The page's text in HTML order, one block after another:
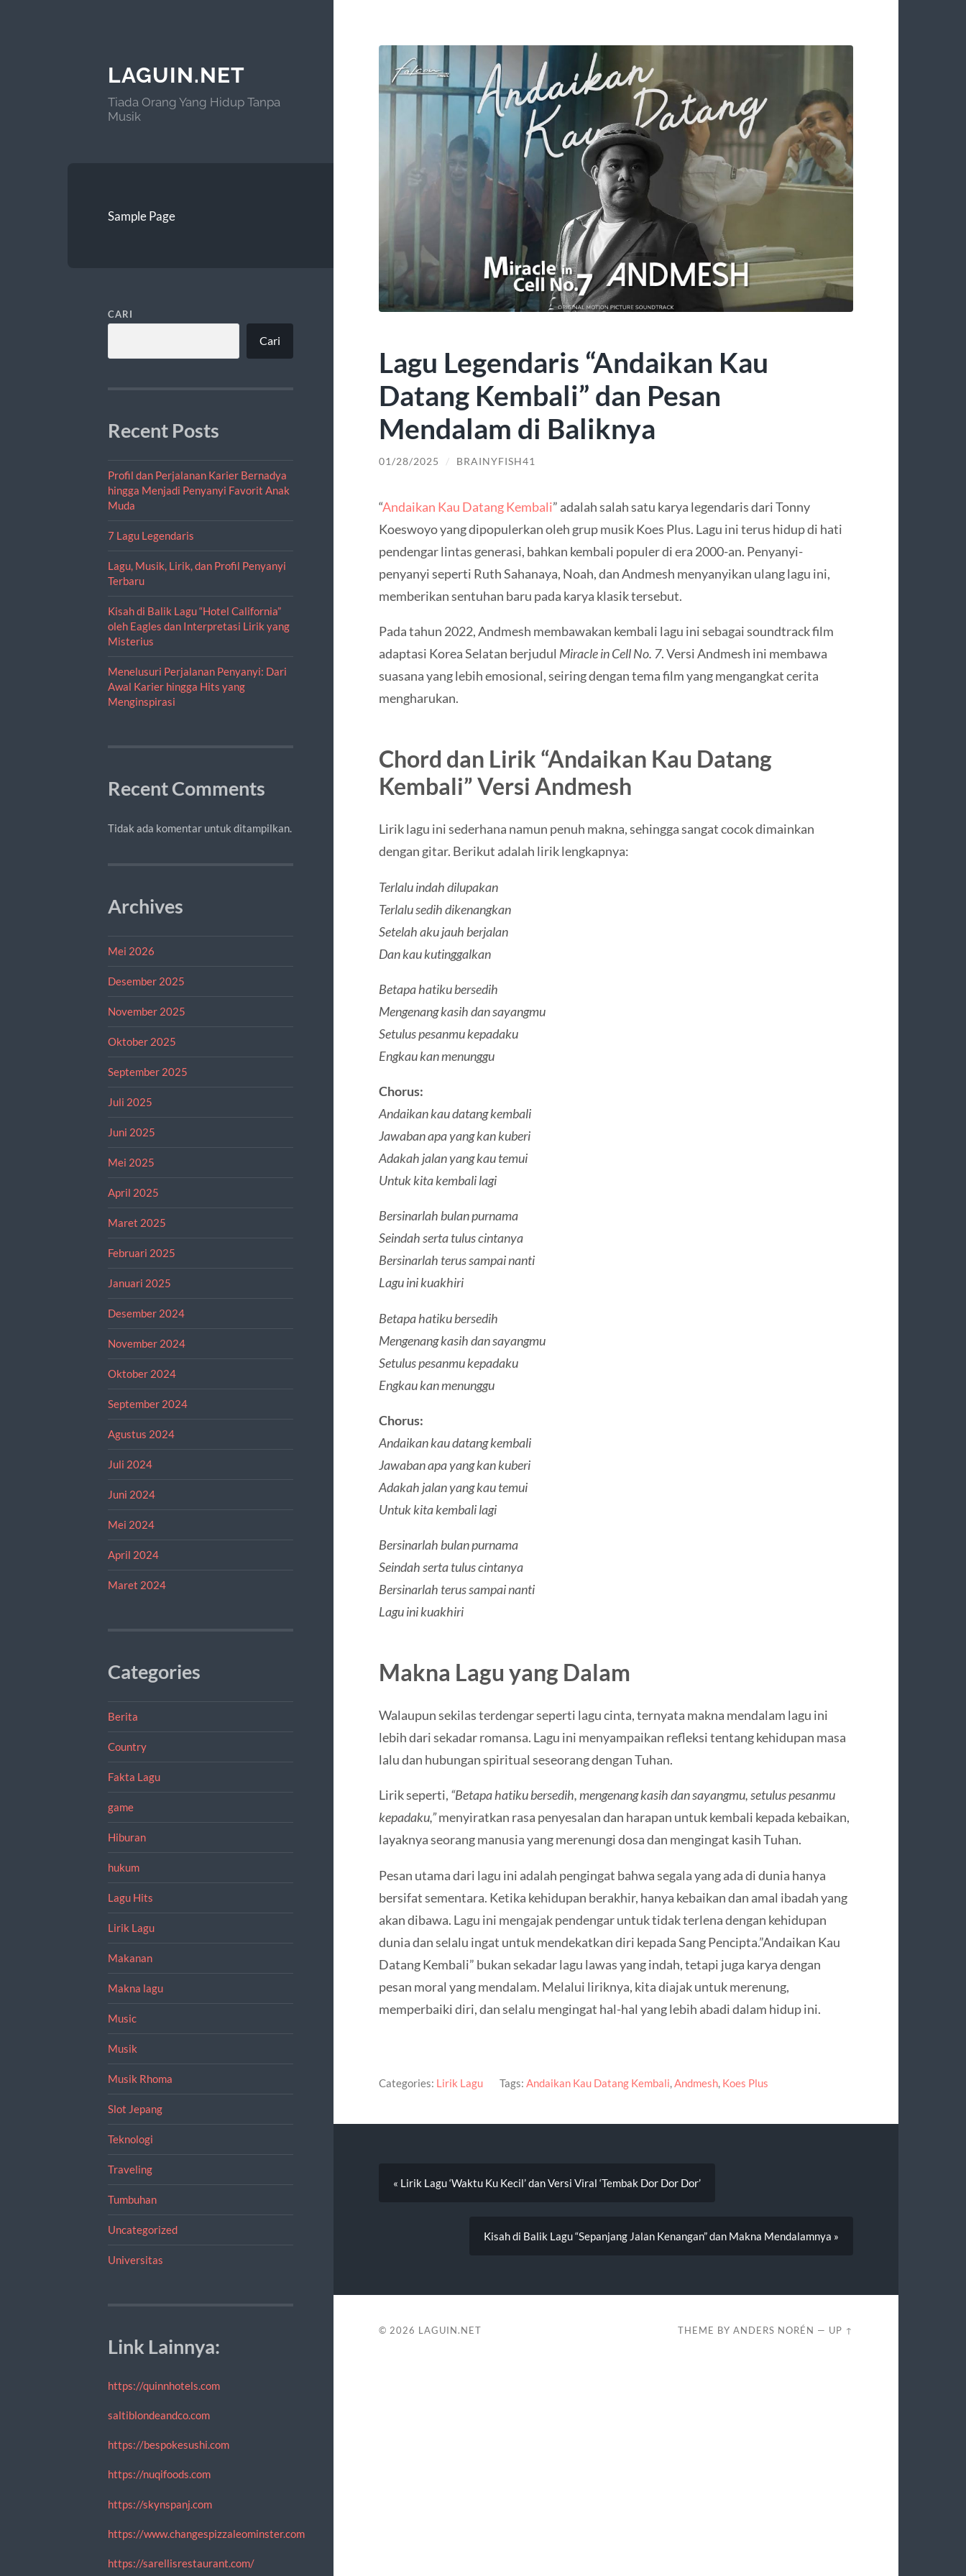
LAGUIN.NET
Tiada Orang Yang Hidup Tanpa
Musik
Sample Page
CARI
Cari
Recent Posts
Profil dan Perjalanan Karier Bernadya
hingga Menjadi Penyanyi Favorit Anak
Muda
7 Lagu Legendaris
Lagu, Musik, Lirik, dan Profil Penyanyi
Terbaru
Kisah di Balik Lagu “Hotel California”
oleh Eagles dan Interpretasi Lirik yang
Misterius
Menelusuri Perjalanan Penyanyi: Dari
Awal Karier hingga Hits yang
Menginspirasi
Recent Comments
Tidak ada komentar untuk ditampilkan.
Archives
Mei 2026
Desember 2025
November 2025
Oktober 2025
September 2025
Juli 2025
Juni 2025
Mei 2025
April 2025
Maret 2025
Februari 2025
Januari 2025
Desember 2024
November 2024
Oktober 2024
September 2024
Agustus 2024
Juli 2024
Juni 2024
Mei 2024
April 2024
Maret 2024
Categories
Berita
Country
Fakta Lagu
game
Hiburan
hukum
Lagu Hits
Lirik Lagu
Makanan
Makna lagu
Music
Musik
Musik Rhoma
Slot Jepang
Teknologi
Traveling
Tumbuhan
Uncategorized
Universitas
Link Lainnya:
https://quinnhotels.com
saltiblondeandco.com
https://bespokesushi.com
https://nuqifoods.com
https://skynspanj.com
https://www.changespizzaleominster.com
https://sarellisrestaurant.com/
Lagu Legendaris “Andaikan Kau
Datang Kembali” dan Pesan
Mendalam di Baliknya
01/28/2025 / BRAINYFISH41
“Andaikan Kau Datang Kembali” adalah salah satu karya legendaris dari Tonny
Koeswoyo yang dipopulerkan oleh grup musik Koes Plus. Lagu ini terus hidup di hati
pendengar lintas generasi, bahkan kembali populer di era 2000-an. Penyanyi-
penyanyi seperti Ruth Sahanaya, Noah, dan Andmesh menyanyikan ulang lagu ini,
memberikan sentuhan baru pada karya klasik tersebut.
Pada tahun 2022, Andmesh membawakan kembali lagu ini sebagai soundtrack film
adaptasi Korea Selatan berjudul Miracle in Cell No. 7. Versi Andmesh ini membawa
suasana yang lebih emosional, seiring dengan tema film yang mengangkat cerita
mengharukan.
Chord dan Lirik “Andaikan Kau Datang
Kembali” Versi Andmesh
Lirik lagu ini sederhana namun penuh makna, sehingga sangat cocok dimainkan
dengan gitar. Berikut adalah lirik lengkapnya:
Terlalu indah dilupakan
Terlalu sedih dikenangkan
Setelah aku jauh berjalan
Dan kau kutinggalkan
Betapa hatiku bersedih
Mengenang kasih dan sayangmu
Setulus pesanmu kepadaku
Engkau kan menunggu
Chorus:
Andaikan kau datang kembali
Jawaban apa yang kan kuberi
Adakah jalan yang kau temui
Untuk kita kembali lagi
Bersinarlah bulan purnama
Seindah serta tulus cintanya
Bersinarlah terus sampai nanti
Lagu ini kuakhiri
Betapa hatiku bersedih
Mengenang kasih dan sayangmu
Setulus pesanmu kepadaku
Engkau kan menunggu
Chorus:
Andaikan kau datang kembali
Jawaban apa yang kan kuberi
Adakah jalan yang kau temui
Untuk kita kembali lagi
Bersinarlah bulan purnama
Seindah serta tulus cintanya
Bersinarlah terus sampai nanti
Lagu ini kuakhiri
Makna Lagu yang Dalam
Walaupun sekilas terdengar seperti lagu cinta, ternyata makna mendalam lagu ini
lebih dari sekadar romansa. Lagu ini menyampaikan refleksi tentang kehidupan masa
lalu dan hubungan spiritual seseorang dengan Tuhan.
Lirik seperti, “Betapa hatiku bersedih, mengenang kasih dan sayangmu, setulus pesanmu
kepadaku,”menyiratkan rasa penyesalan dan harapan untuk kembali kepada kebaikan,
layaknya seorang manusia yang merenungi dosa dan mengingat kasih Tuhan.
Pesan utama dari lagu ini adalah pengingat bahwa segala yang ada di dunia hanya
bersifat sementara. Ketika kehidupan berakhir, hanya kebaikan dan amal ibadah yang
akan dibawa. Lagu ini mengajak pendengar untuk tidak terlena dengan kehidupan
dunia dan selalu ingat untuk mendekatkan diri kepada Sang Pencipta.”Andaikan Kau
Datang Kembali” bukan sekadar lagu lawas yang indah, tetapi juga karya dengan
pesan moral yang mendalam. Melalui liriknya, kita diajak untuk merenung,
memperbaiki diri, dan selalu mengingat hal-hal yang lebih abadi dalam hidup ini.
Categories: Lirik Lagu Tags: Andaikan Kau Datang Kembali,Andmesh, Koes Plus
« Lirik Lagu ‘Waktu Ku Kecil’ dan Versi Viral ‘Tembak Dor Dor Dor’
Kisah di Balik Lagu “Sepanjang Jalan Kenangan” dan Makna Mendalamnya »
© 2026 LAGUIN.NET THEME BYANDERS NORÉN — UP ↑